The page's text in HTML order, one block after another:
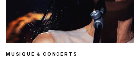
MUSIQUE & CONCERTS